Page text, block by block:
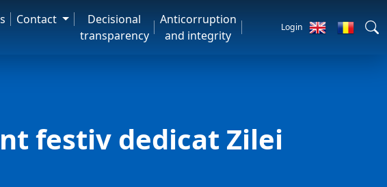
Contact
Decisional
transparency
Anticorruption
and integrity
Login
festiv dedicat Zilei